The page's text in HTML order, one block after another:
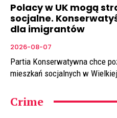
Polacy w UK mogą
socjalne.
dla imigrantów
2026-08-07
Partia Konserwatywna chce
mieszkań socjalnych w
Crime